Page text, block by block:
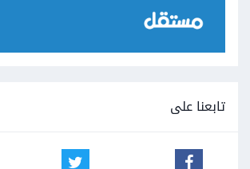
تابعنا على